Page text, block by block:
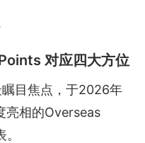
对应四大方位
目焦点，于2026年
亮相的Overseas